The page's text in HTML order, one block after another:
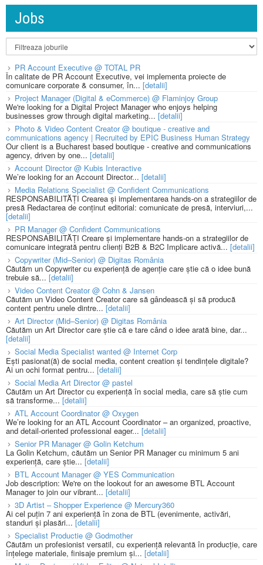
Jobs
PR Account Executive @ TOTAL PR
În calitate de PR Account Executive, vei implementa proiecte de
comunicare corporate & consumer, în... [detalii]
Project Manager (Digital & eCommerce) @ Flaminjoy Group
We're looking for a Digital Project Manager who enjoys helping
businesses grow through digital marketing... [detalii]
Photo & Video Content Creator @ boutique - creative and
communications agency | Recruited by EPIC Business Human Strategy
Our client is a Bucharest based boutique - creative and communications
agency, driven by one... [detalii]
Account Director @ Kubis Interactive
We’re looking for an Account Director... [detalii]
Media Relations Specialist @ Confident Communications
RESPONSABILITĂȚI Crearea și implementarea hands-on a strategiilor de
presă Redactarea de conținut editorial: comunicate de presă, interviuri,...
[detalii]
PR Manager @ Confident Communications
RESPONSABILITĂȚI Creare și implementare hands-on a strategiilor de
comunicare integrată pentru clienți B2B & B2C Implicare activă... [detalii]
Copywriter (Mid–Senior) @ Digitas România
Căutăm un Copywriter cu experiență de agenție care știe că o idee bună
trebuie să... [detalii]
Video Content Creator @ Cohn & Jansen
Căutăm un Video Content Creator care să gândească și să producă
content pentru unele dintre... [detalii]
Art Director (Mid–Senior) @ Digitas România
Căutăm un Art Director care știe că e tare când o idee arată bine, dar...
[detalii]
Social Media Specialist wanted @ Internet Corp
Ești pasionat(ă) de social media, content creation și tendințele digitale?
Ai un ochi format pentru... [detalii]
Social Media Art Director @ pastel
Căutăm un Art Director cu experiență în social media, care să știe cum
să transforme... [detalii]
ATL Account Coordinator @ Oxygen
We’re looking for an ATL Account Coordinator – an organized, proactive,
and detail-oriented professional eager... [detalii]
Senior PR Manager @ Golin Ketchum
La Golin Ketchum, căutăm un Senior PR Manager cu minimum 5 ani
experiență, care știe... [detalii]
BTL Account Manager @ YES Communication
Job description: We're on the lookout for an awesome BTL Account
Manager to join our vibrant... [detalii]
3D Artist – Shopper Experience @ Mercury360
Ai cel puțin 7 ani experiență în zona de BTL (evenimente, activări,
standuri și plasări...[detalii]
Specialist Productie @ Godmother
Căutăm un profesionist versatil, cu experiență relevantă în producție, care
înțelege materiale, finisaje premium și... [detalii]